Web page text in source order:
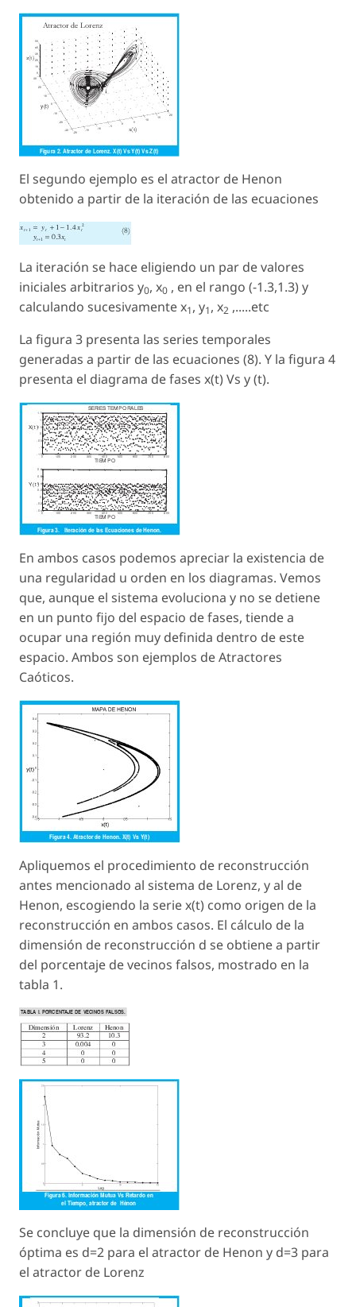
El segundo ejemplo es el atractor de Henon
obtenido a partir de la iteración de las ecuaciones
La iteración se hace eligiendo un par de valores
iniciales arbitrarios y0, x0 , en el rango (-1.3,1.3) y
calculando sucesivamente x1, y1, x2 ,.....etc
La figura 3 presenta las series temporales
generadas a partir de las ecuaciones (8). Y la figura 4
presenta el diagrama de fases x(t) Vs y (t).
En ambos casos podemos apreciar la existencia de
una regularidad u orden en los diagramas. Vemos
que, aunque el sistema evoluciona y no se detiene
en un punto fijo del espacio de fases, tiende a
ocupar una región muy definida dentro de este
espacio. Ambos son ejemplos de Atractores
Caóticos.
Apliquemos el procedimiento de reconstrucción
antes mencionado al sistema de Lorenz, y al de
Henon, escogiendo la serie x(t) como origen de la
reconstrucción en ambos casos. El cálculo de la
dimensión de reconstrucción d se obtiene a partir
del porcentaje de vecinos falsos, mostrado en la
tabla 1.
Se concluye que la dimensión de reconstrucción
óptima es d=2 para el atractor de Henon y d=3 para
el atractor de Lorenz